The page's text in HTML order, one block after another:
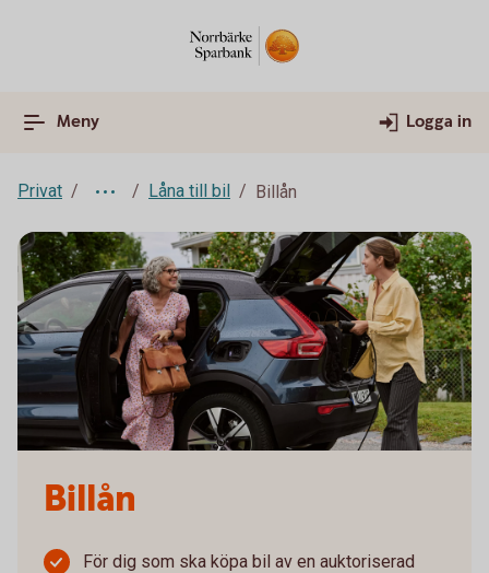
Meny Logga in
Privat Låna till bil Billån
Billån
För dig som ska köpa bil av en auktoriserad